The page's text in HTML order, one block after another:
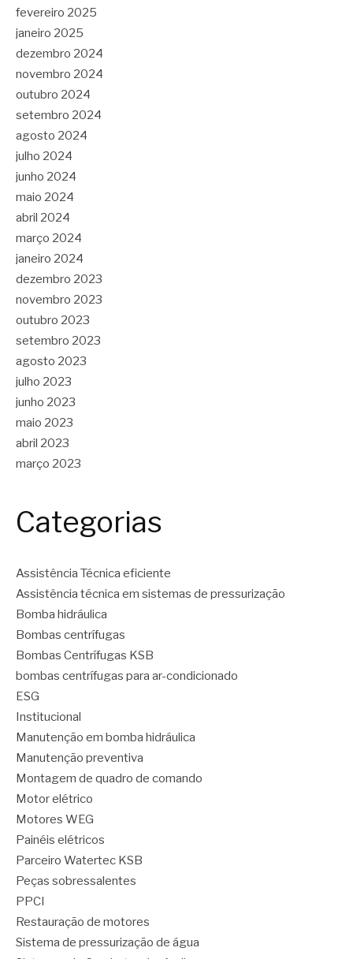
fevereiro 2025
janeiro 2025
dezembro 2024
novembro 2024
outubro 2024
setembro 2024
agosto 2024
julho 2024
junho 2024
maio 2024
abril 2024
março 2024
janeiro 2024
dezembro 2023
novembro 2023
outubro 2023
setembro 2023
agosto 2023
julho 2023
junho 2023
maio 2023
abril 2023
março 2023
Categorias
Assistência Técnica eficiente
Assistência técnica em sistemas de pressurização
Bomba hidráulica
Bombas centrífugas
Bombas Centrífugas KSB
bombas centrífugas para ar-condicionado
ESG
Institucional
Manutenção em bomba hidráulica
Manutenção preventiva
Montagem de quadro de comando
Motor elétrico
Motores WEG
Painéis elétricos
Parceiro Watertec KSB
Peças sobressalentes
PPCI
Restauração de motores
Sistema de pressurização de água